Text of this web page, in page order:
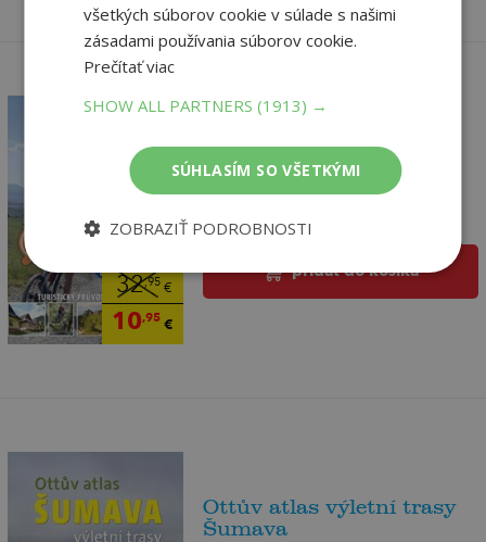
32,95€
10,95€
Ottův atlas Na kole po
Slovensku
autor neuvedený
Na sklade
pridať do košíka
Ottův atlas výletní trasy
Šumava
všetkých súborov cookie v súlade s našimi
zásadami používania súborov cookie.
Prečítať viac
SHOW ALL PARTNERS(1913) →
SÚHLASÍM SO VŠETKÝMI
ZOBRAZIŤ PODROBNOSTI